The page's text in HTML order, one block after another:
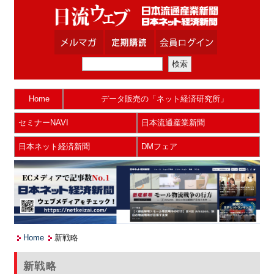
Home データ販売の「ネット経済研究所」
セミナーNAVI 日本流通産業新聞
日本ネット経済新聞 DMフェア
Home 新戦略
新戦略